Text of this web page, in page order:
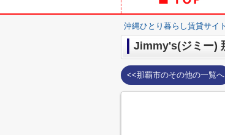
沖縄ひとり暮らし賃貸サイト
Jimmy's(ジミー)
<<那覇市のその他の一覧へ